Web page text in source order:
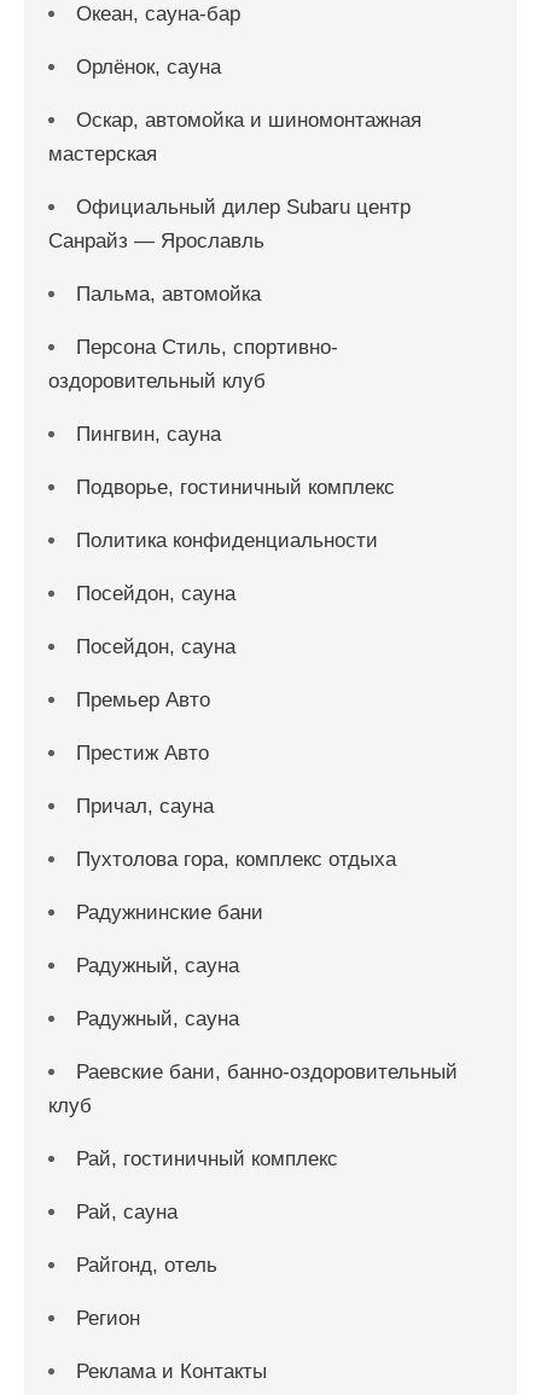
Океан, сауна-бар
Орлёнок, сауна
Оскар, автомойка и шиномонтажная
мастерская
Официальный дилер Subaru центр
Санрайз — Ярославль
Пальма, автомойка
Персона Стиль, спортивно-
оздоровительный клуб
Пингвин, сауна
Подворье, гостиничный комплекс
Политика конфиденциальности
Посейдон, сауна
Посейдон, сауна
Премьер Авто
Престиж Авто
Причал, сауна
Пухтолова гора, комплекс отдыха
Радужнинские бани
Радужный, сауна
Радужный, сауна
Раевские бани, банно-оздоровительный
клуб
Рай, гостиничный комплекс
Рай, сауна
Райгонд, отель
Регион
Реклама и Контакты